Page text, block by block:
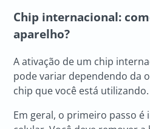
Chip internacional:
aparelho?
A ativação de um chip
pode variar dependendo da
chip que você está utilizando.
Em geral, o primeiro passo é